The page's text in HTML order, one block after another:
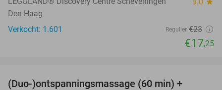
Den Haag
Verkocht: 1.601
Regulier €23
€17,25
(Duo-)ontspanningsmassage (60 min) +